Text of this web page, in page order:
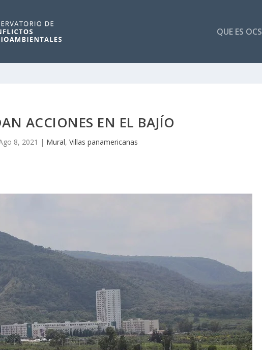
QUE ES
ACCIONES EN EL BAJÍO
8, 2021 | Mural, Villas panamericanas